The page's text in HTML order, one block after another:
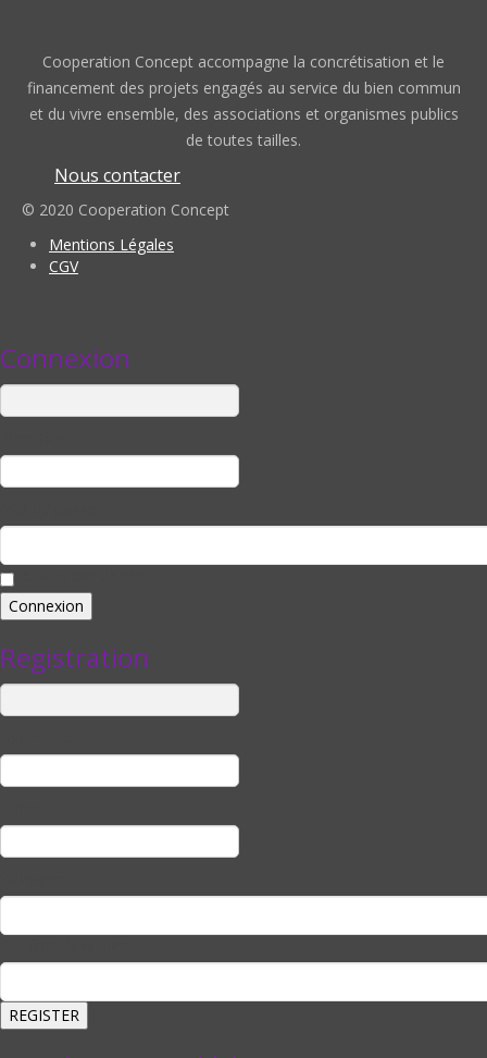
Cooperation Concept accompagne la concrétisation et le
financement des projets engagés au service du bien commun
et du vivre ensemble, des associations et organismes publics
de toutes tailles.
Nous contacter
© 2020 Cooperation Concept
Mentions Légales
CGV
Connexion
Registration